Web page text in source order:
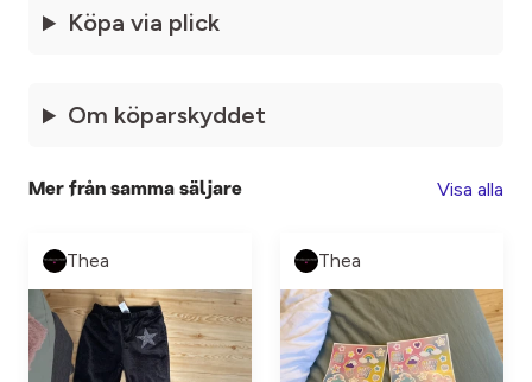
Köpa via plick
Om köparskyddet
Mer från samma säljare Visa alla
Thea Thea